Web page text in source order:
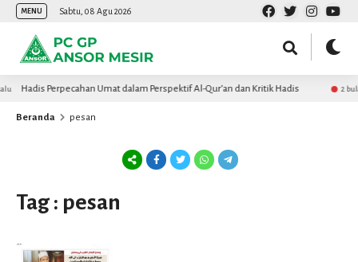
MENU Sabtu, 08 Agu 2026
Hadis Perpecahan Umat dalam Perspektif Al-Qur’an dan Kritik Hadis 2
Beranda pesan
Tag : pesan